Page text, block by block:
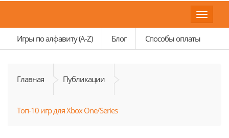
Toggle
Игры по алфавиту (A-Z)
Блог Способы оплаты
Главная Публикации
Топ-10 игр для Xbox One/Series